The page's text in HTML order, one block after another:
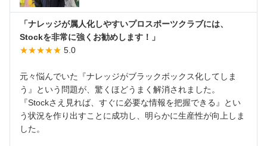
「ナレッジが属人化しやすいプロスポーツクラブには、
Stockを非常に強くお勧めします！」
★★★★★ 5.0
元々悩んでいた『ナレッジがブラックボックス化してしま
う』という問題が、驚くほどうまく解消されました。
『Stockさえ見れば、すぐに必要な情報を把握できる』とい
う状況を作り出すことに成功し、明らかに生産性が向上しま
した。